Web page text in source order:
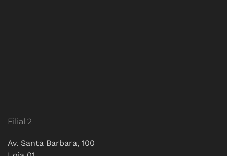
Filial 2
Av. Santa Barbara, 100